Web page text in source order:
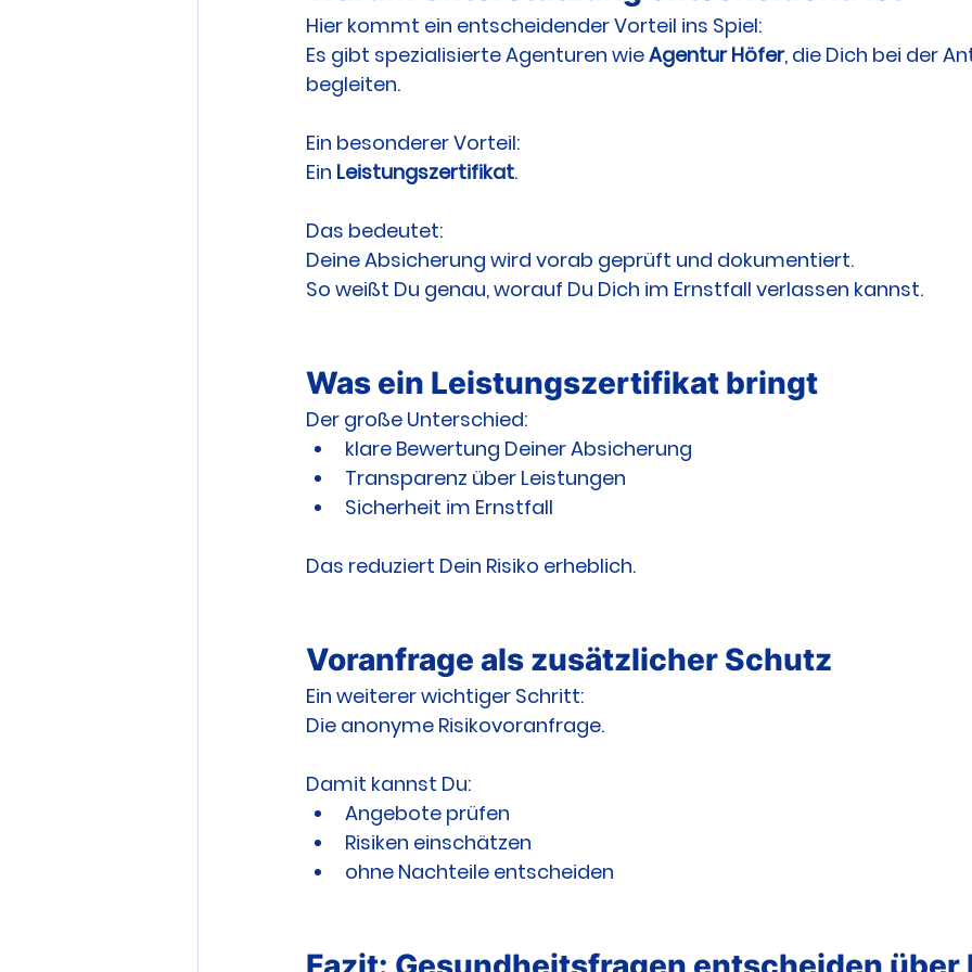
Hier kommt ein entscheidender Vorteil ins Spiel:
Es gibt spezialisierte Agenturen wie Agentur Höfer, die Dich bei der
begleiten.
Ein besonderer Vorteil:
Ein Leistungszertifikat.
Das bedeutet:
Deine Absicherung wird vorab geprüft und dokumentiert.
So weißt Du genau, worauf Du Dich im Ernstfall verlassen kannst.
Was ein Leistungszertifikat bringt
Der große Unterschied:
klare Bewertung Deiner Absicherung
Transparenz über Leistungen
Sicherheit im Ernstfall
Das reduziert Dein Risiko erheblich.
Voranfrage als zusätzlicher Schutz
Ein weiterer wichtiger Schritt:
Die anonyme Risikovoranfrage.
Damit kannst Du:
Angebote prüfen
Risiken einschätzen
ohne Nachteile entscheiden